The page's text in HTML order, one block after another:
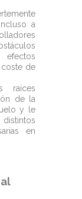
a
efectos
de
raíces
de la
y le
en